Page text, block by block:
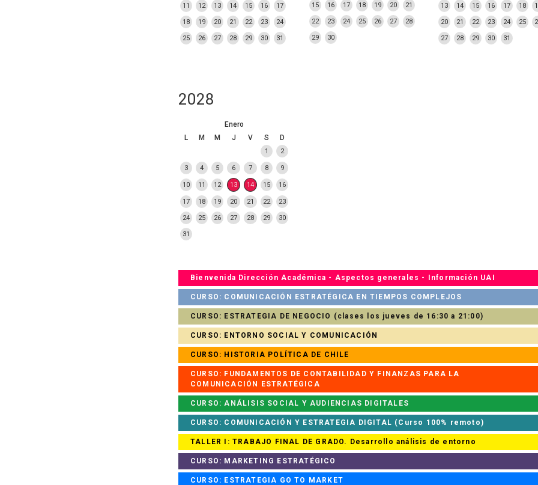
11 12 13 14 15 16 17
18 19 20 21 22 23 24
25 26 27 28 29 30 31
15 16 17 18 19 20 21
22 23 24 25 26 27 28
29 30
13 14 15 16 17 18
20 21 22 23 24 25
27 28 29 30 31
2028
Enero
L
M M J V S D
1 2
3 4 5 6 7 8 9
10 11 12 13 14 15 16
17 18 19 20 21 22 23
24 25 26 27 28 29 30
31
Bienvenida Dirección Académica - Aspectos generales - Información UAI
CURSO: COMUNICACIÓN ESTRATÉGICA EN TIEMPOS COMPLEJOS
CURSO: ESTRATEGIA DE NEGOCIO (clases los jueves de 16:30 a 21:00)
CURSO: ENTORNO SOCIAL Y COMUNICACIÓN
CURSO: HISTORIA POLÍTICA DE CHILE
CURSO: FUNDAMENTOS DE CONTABILIDAD Y FINANZAS PARA LA
COMUNICACIÓN ESTRATÉGICA
CURSO: ANÁLISIS SOCIAL Y AUDIENCIAS DIGITALES
CURSO: COMUNICACIÓN Y ESTRATEGIA DIGITAL (Curso 100% remoto)
TALLER I: TRABAJO FINAL DE GRADO. Desarrollo análisis de entorno
CURSO: MARKETING ESTRATÉGICO
CURSO: ESTRATEGIA GO TO MARKET